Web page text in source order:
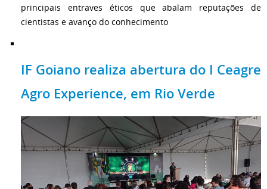
principais entraves éticos que abalam reputações de
cientistas e avanço do conhecimento
IF Goiano realiza abertura do I Ceagre
Agro Experience, em Rio Verde